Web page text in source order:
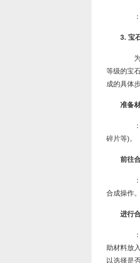
：提
3. 宝
为了
等级的宝
成的具体
准备
：根
碎片等)。
前往
：在
合成操作。
进行
：与
助材料放
以选择是